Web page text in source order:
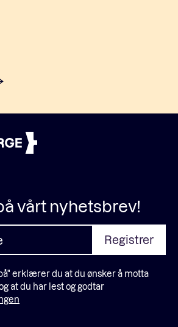
vårt nyhetsbrev!
erklærer du at du ønsker å motta
at du har lest og godtar